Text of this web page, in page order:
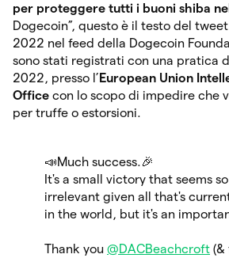
per proteggere tutti i buoni shiba
Dogecoin”, questo è il testo del
2022 nel feed della Dogecoin
sono stati registrati con una pratica
2022, presso l’ European Union
Office con lo scopo di impedire che
per truffe o estorsioni.
📣Much success.🎉
It's a small victory that seems
irrelevant given all that's
in the world, but it's an
Thank you @DACBeachcroft (&